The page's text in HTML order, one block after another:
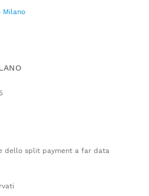
Milano
dello split payment a far data